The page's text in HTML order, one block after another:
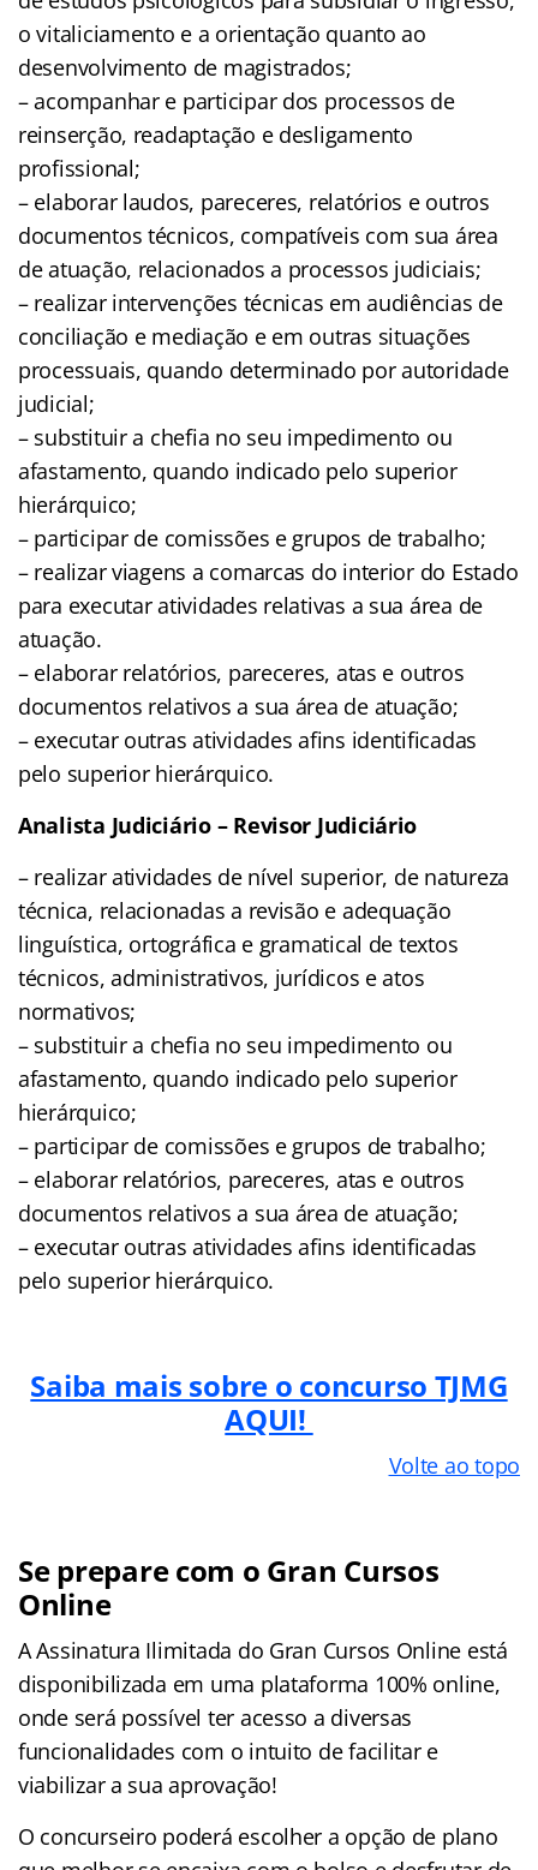
o vitaliciamento e a orientação quanto ao
desenvolvimento de magistrados;
– acompanhar e participar dos processos de
reinserção, readaptação e desligamento
profissional;
– elaborar laudos, pareceres, relatórios e outros
documentos técnicos, compatíveis com sua área
de atuação, relacionados a processos judiciais;
– realizar intervenções técnicas em audiências de
conciliação e mediação e em outras situações
processuais, quando determinado por autoridade
judicial;
– substituir a chefia no seu impedimento ou
afastamento, quando indicado pelo superior
hierárquico;
– participar de comissões e grupos de trabalho;
– realizar viagens a comarcas do interior do Estado
para executar atividades relativas a sua área de
atuação.
– elaborar relatórios, pareceres, atas e outros
documentos relativos a sua área de atuação;
– executar outras atividades afins identificadas
pelo superior hierárquico.
Analista Judiciário – Revisor Judiciário
– realizar atividades de nível superior, de natureza
técnica, relacionadas a revisão e adequação
linguística, ortográfica e gramatical de textos
técnicos, administrativos, jurídicos e atos
normativos;
– substituir a chefia no seu impedimento ou
afastamento, quando indicado pelo superior
hierárquico;
– participar de comissões e grupos de trabalho;
– elaborar relatórios, pareceres, atas e outros
documentos relativos a sua área de atuação;
– executar outras atividades afins identificadas
pelo superior hierárquico.
Saiba mais sobre o concurso TJMG
AQUI!
Volte ao topo
Se prepare com o Gran Cursos
Online
A Assinatura Ilimitada do Gran Cursos Online está
disponibilizada em uma plataforma 100% online,
onde será possível ter acesso a diversas
funcionalidades com o intuito de facilitar e
viabilizar a sua aprovação!
O concurseiro poderá escolher a opção de plano